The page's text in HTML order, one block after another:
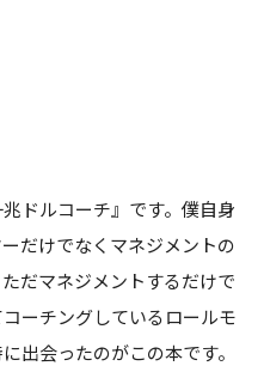
ドルコーチ』です。僕自身
だけでなくマネジメントの
だマネジメントするだけで
ーチングしているロールモ
出会ったのがこの本です。